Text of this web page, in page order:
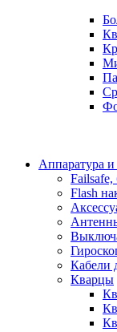
Аппаратура и
Flash
Кабели
Кварцы